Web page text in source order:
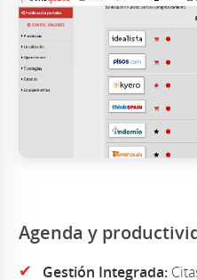
Agenda y
✔ Gestión Integrada: